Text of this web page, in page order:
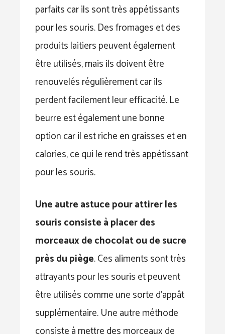
parfaits car ils sont très appétissants
pour les souris. Des fromages et des
produits laitiers peuvent également
être utilisés, mais ils doivent être
renouvelés régulièrement car ils
perdent facilement leur efficacité. Le
beurre est également une bonne
option car il est riche en graisses et en
calories, ce qui le rend très appétissant
pour les souris.
Une autre astuce pour attirer les
souris consiste à placer des
morceaux de chocolat ou de sucre
près du piège. Ces aliments sont très
attrayants pour les souris et peuvent
être utilisés comme une sorte d’appât
supplémentaire. Une autre méthode